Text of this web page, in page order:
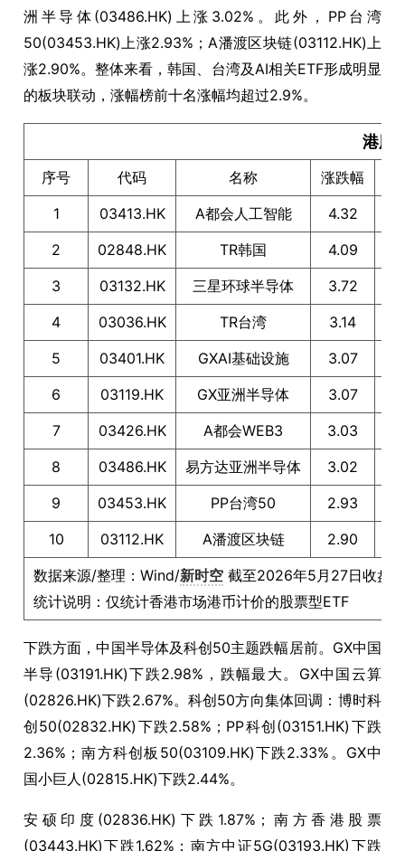
洲半导体(03486.HK)上涨3.02%。此外，PP台湾
50(03453.HK)上涨2.93%；A潘渡区块链(03112.HK)上
涨2.90%。整体来看，韩国、台湾及AI相关ETF形成明显
的板块联动，涨幅榜前十名涨幅均超过2.9%。
港股
序号 代码 名称
涨跌幅
1
03413.HK A都会人工智能
4.32
2
02848.HK TR韩国
4.09
3
03132.HK 三星环球半导体
3.72
4
03036.HK TR台湾
3.14
5
03401.HK GXAI基础设施
3.07
6
03119.HK GX亚洲半导体 3.07
7
03426.HK A都会WEB3
3.03
8
03486.HK 易方达亚洲半导体
3.02
9
03453.HK PP台湾50 2.93
10
03112.HK A潘渡区块链
2.90
数据来源/整理：Wind/新时空 截至2026年5月27日收盘
统计说明：仅统计香港市场港币计价的股票型ETF
下跌方面，中国半导体及科创50主题跌幅居前。GX中国
半导(03191.HK)下跌2.98%，跌幅最大。GX中国云算
(02826.HK)下跌2.67%。科创50方向集体回调：博时科
创50(02832.HK)下跌2.58%；PP科创(03151.HK)下跌
2.36%；南方科创板50(03109.HK)下跌2.33%。GX中
国小巨人(02815.HK)下跌2.44%。
安硕印度(02836.HK)下跌1.87%；南方香港股票
(03443.HK)下跌1.62%；南方中证5G(03193.HK)下跌